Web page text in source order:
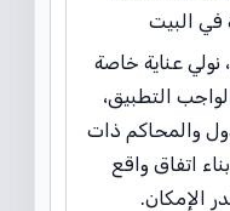
في البيت
عناية خاصة
التطبيق،
والمحاكم ذات
اتفاق واقع
الإمكان.